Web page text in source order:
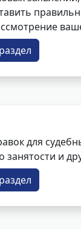
для
занятости и